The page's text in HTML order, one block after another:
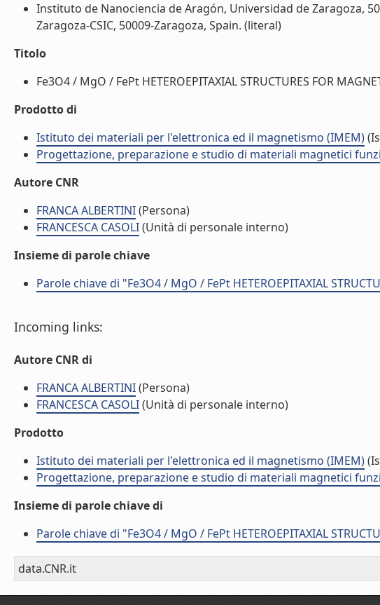
Instituto de Nanociencia de Aragón, Universidad de Zaragoza,
Zaragoza-CSIC, 50009-Zaragoza, Spain. (literal)
Titolo
Fe3O4 / MgO / FePt HETEROEPITAXIAL STRUCTURES FOR
Prodotto di
Istituto dei materiali per l'elettronica ed il magnetismo (IMEM)
Progettazione, preparazione e studio di materiali magnetici
Autore CNR
FRANCA ALBERTINI(Persona)
FRANCESCA CASOLI(Unità di personale interno)
Insieme di parole chiave
Parole chiave di "Fe3O4 / MgO / FePt HETEROEPITAXIAL
Incoming links:
Autore CNR di
FRANCA ALBERTINI(Persona)
FRANCESCA CASOLI(Unità di personale interno)
Prodotto
Istituto dei materiali per l'elettronica ed il magnetismo (IMEM)
Progettazione, preparazione e studio di materiali magnetici
Insieme di parole chiave di
Parole chiave di "Fe3O4 / MgO / FePt HETEROEPITAXIAL
data.CNR.it